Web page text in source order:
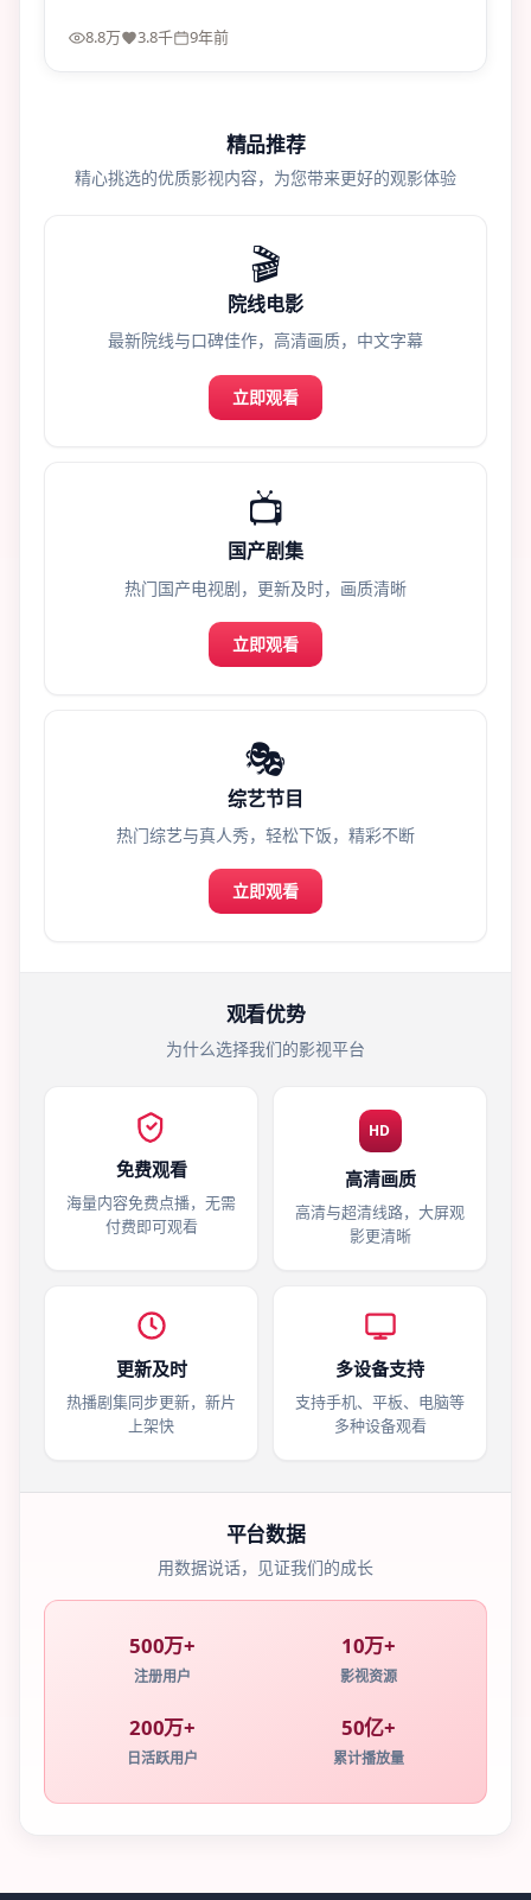
8.8万 3.8千 9年前
精品推荐
精心挑选的优质影视内容，为您带来更好的观影体验
🎬
院线电影
最新院线与口碑佳作，高清画质，中文字幕
立即观看
📺
国产剧集
热门国产电视剧，更新及时，画质清晰
立即观看
🎭
综艺节目
热门综艺与真人秀，轻松下饭，精彩不断
立即观看
观看优势
为什么选择我们的影视平台
免费观看
海量内容免费点播，无需
付费即可观看
HD
高清画质
高清与超清线路，大屏观
影更清晰
更新及时
热播剧集同步更新，新片
上架快
多设备支持
支持手机、平板、电脑等
多种设备观看
平台数据
用数据说话，见证我们的成长
500万+
注册用户
10万+
影视资源
200万+
日活跃用户
50亿+
累计播放量